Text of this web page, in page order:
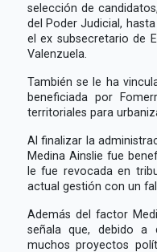
selección de
del Poder Judicial,
el ex subsecretario de
Valenzuela.
También se le ha
beneficiada por
territoriales para
Al finalizar la
Medina Ainslie fue
le fue revocada en
actual gestión con un
Además del factor
señala que, debido a
muchos proyectos